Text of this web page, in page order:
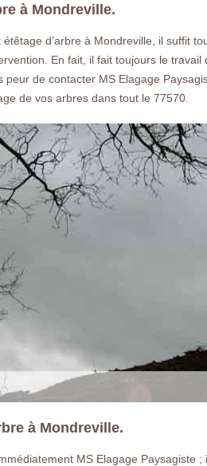
à Mondreville.
d’arbre à Mondreville, il suffit
En fait, il fait toujours le
peur de contacter MS Elagage
de vos arbres dans tout le 77570.
à Mondreville.
MS Elagage Paysagiste